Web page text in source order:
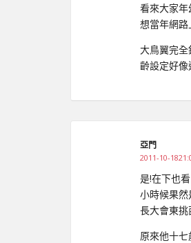
看來大家年
想當年網
大鳥翼完
齡設定好
亞門
2011-10-
是!在下也
小時候果
長大會東挑
原來他十七